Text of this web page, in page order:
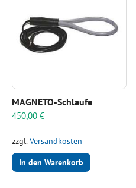
MAGNETO-Schlaufe
450,00 €
zzgl.Versandkosten
In den Warenkorb